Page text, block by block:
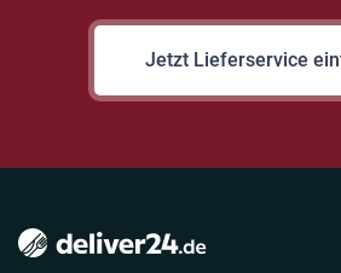
Jetzt Lieferservice